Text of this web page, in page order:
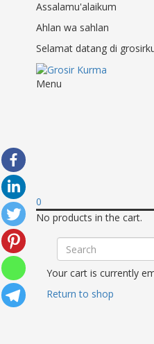
Assalamu'alaikum
Ahlan wa sahlan
Selamat datang di
Menu
0
No products in the cart.
Your cart is currently
Return to shop